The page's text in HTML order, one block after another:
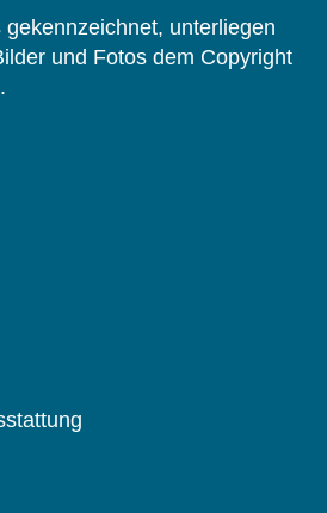
unterliegen
und Fotos dem Copyright